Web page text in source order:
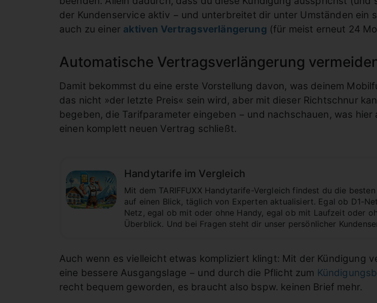
der Kundenservice aktiv − und unterbreitet dir unter Umständen ein
auch zu einer aktiven Vertragsverlängerung (für meist erneut 24
Automatische Vertragsverlängerung
Damit bekommst du eine erste Vorstellung davon, was deinem
das nicht »der letzte Preis« sein wird, aber mit dieser Richtschnur
begeben, die Tarifparameter eingeben − und nachschauen, was
einen komplett neuen Vertrag schließt.
Handytarife im Vergleich
Mit dem TARIFFUXX Handytarife-Vergleich findest du die
auf einen Blick, täglich von Experten aktualisiert. Egal ob D1-
Netz, egal ob mit oder ohne Handy, egal ob mit Laufzeit oder
Überblick. Und bei Fragen steht dir unser persönlicher
Auch wenn es vielleicht etwas kompliziert klingt: Mit der Kündigung
eine bessere Ausgangslage − und durch die Pflicht zum
recht bequem geworden, es braucht also bspw. keinen Brief mehr.